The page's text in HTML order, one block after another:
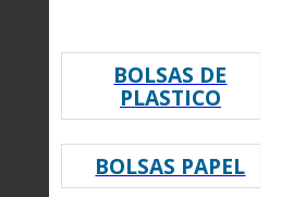
BOLSAS DE
PLASTICO
BOLSAS PAPEL